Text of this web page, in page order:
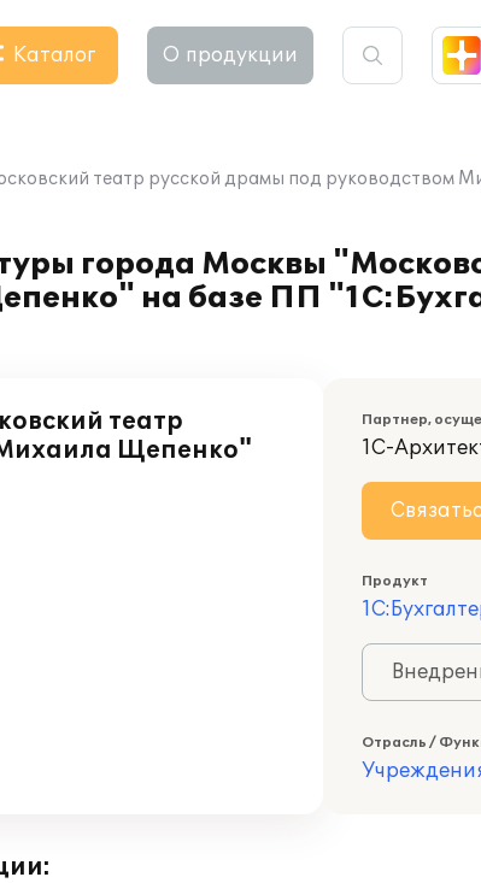
Каталог О продукции
театр русской драмы под руководством
города Москвы
на базе ПП
театр
Михаила Щепенко"
Партнер,
1С-
Продукт
Отрасль /